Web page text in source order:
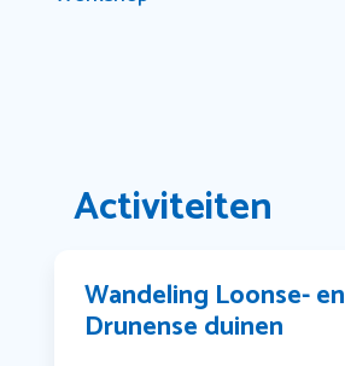
Activiteiten
Wandeling Loonse- en
Drunense duinen